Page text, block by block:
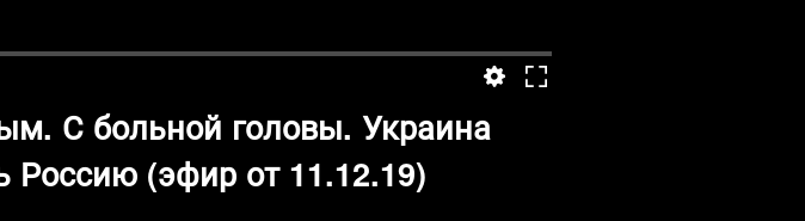
С больной головы. Украина
Россию (эфир от 11.12.19)